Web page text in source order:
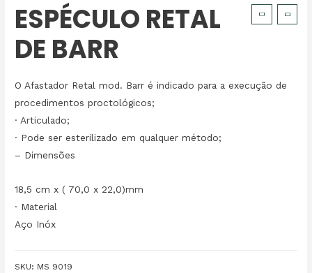
ESPÉCULO RETAL
DE BARR
O Afastador Retal mod. Barr é indicado para a execução de
procedimentos proctológicos;
· Articulado;
· Pode ser esterilizado em qualquer método;
– Dimensões
18,5 cm x ( 70,0 x 22,0)mm
· Material
Aço Inóx
SKU: MS 9019